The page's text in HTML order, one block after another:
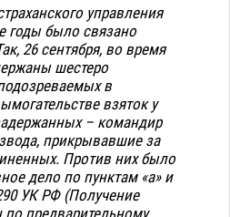
управления
годы было связано
26 сентября, во время
шестеро
в
взяток у
– командир
прикрывавшие за
Против них было
дело по пунктам «а» и
УК РФ (Получение